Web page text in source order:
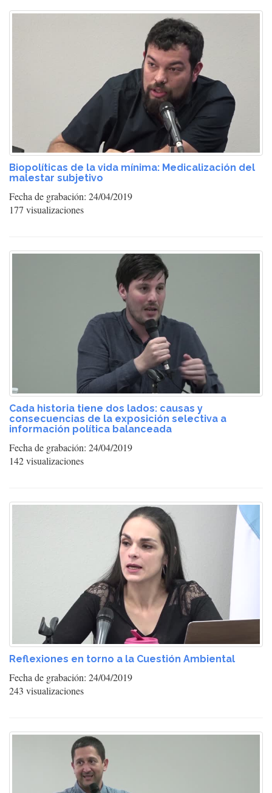
Biopolíticas de la vida mínima: Medicalización del
malestar subjetivo
Fecha de grabación: 24/04/2019
177 visualizaciones
Cada historia tiene dos lados: causas y
consecuencias de la exposición selectiva a
información política balanceada
Fecha de grabación: 24/04/2019
142 visualizaciones
Reflexiones en torno a la Cuestión Ambiental
Fecha de grabación: 24/04/2019
243 visualizaciones